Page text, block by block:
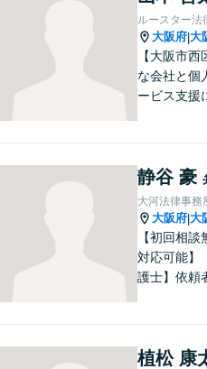
ルースター法
大阪府|大
【大阪市
な会社と個
ービス支援
なり、 自身
とに、経営
立ちたいと
静谷 豪
大河法律事務
大阪府|大
【初回相
対応可能】
護士】依頼
植松 康